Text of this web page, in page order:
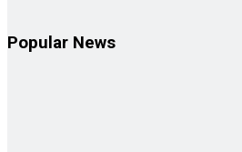
Popular News